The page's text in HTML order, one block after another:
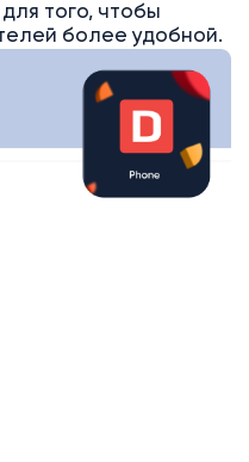
того, чтобы
более удобной.